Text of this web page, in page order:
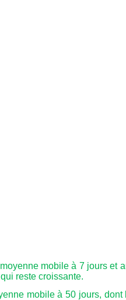
mobile à 7 jours et
reste croissante.
mobile à 50 jours,